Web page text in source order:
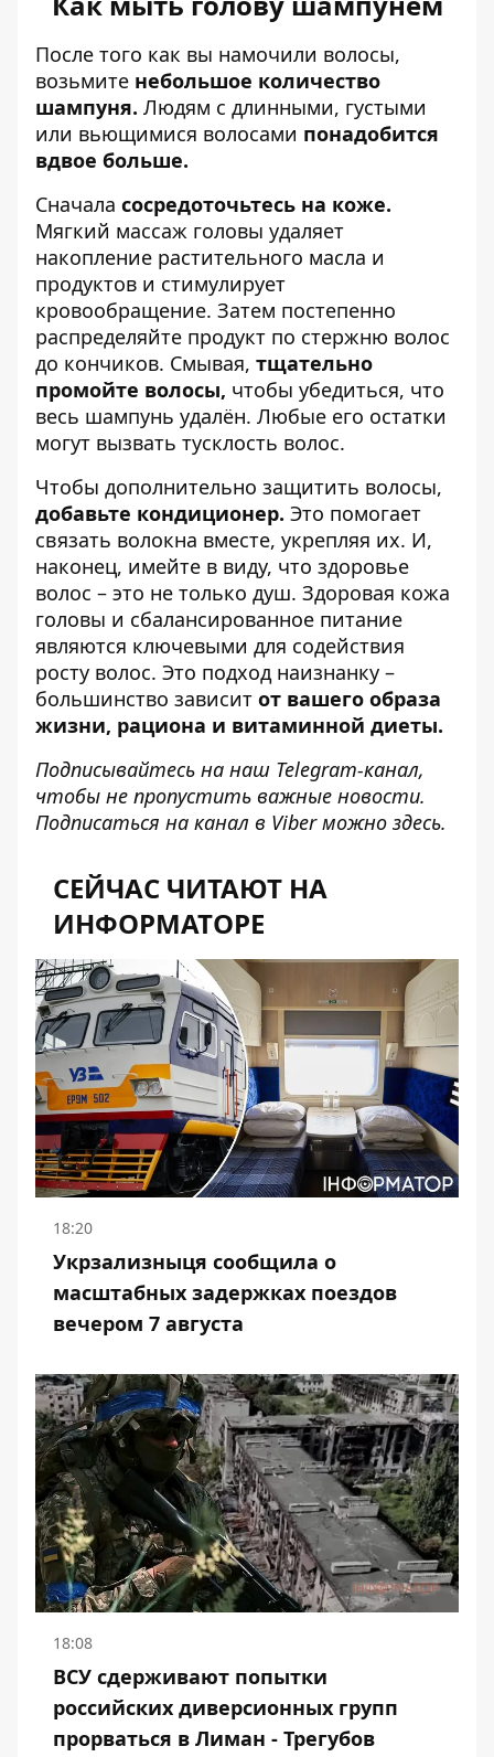
После того как вы намочили волосы,
возьмите небольшое количество
шампуня. Людям с длинными, густыми
или вьющимися волосами понадобится
вдвое больше.
Сначала сосредоточьтесь на коже.
Мягкий массаж головы удаляет
накопление растительного масла и
продуктов и стимулирует
кровообращение. Затем постепенно
распределяйте продукт по стержню волос
до кончиков. Смывая, тщательно
промойте волосы, чтобы убедиться, что
весь шампунь удалён. Любые его остатки
могут вызвать тусклость волос.
Чтобы дополнительно защитить волосы,
добавьте кондиционер. Это помогает
связать волокна вместе, укрепляя их. И,
наконец, имейте в виду, что здоровье
волос – это не только душ. Здоровая кожа
головы и сбалансированное питание
являются ключевыми для содействия
росту волос. Это подход наизнанку –
большинство зависит от вашего образа
жизни, рациона и витаминной диеты.
Подписывайтесь на наш Telegram-канал,
чтобы не пропустить важные новости.
Подписаться на канал в Viber можно здесь.
СЕЙЧАС ЧИТАЮТ НА
ИНФОРМАТОРЕ
18:20
Укрзализныця сообщила о
масштабных задержках поездов
вечером 7 августа
18:08
ВСУ сдерживают попытки
российских диверсионных групп
прорваться в Лиман - Трегубов